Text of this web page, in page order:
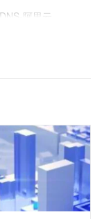
阿里云
阿里云